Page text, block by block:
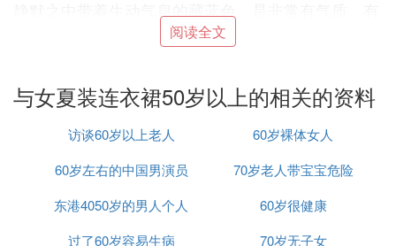
内涵的颜色，很多人忽略了它的美。夏天穿上一身藏
蓝色连衣裙，气质内敛、优雅知性又很有高级感。藏
沉稳又不失轻盈与灵动。
感，主要体现在衣袖，复古的灯笼袖、七分袖都很受
欢迎。日常搭配的时候，可以选择藏蓝色衬衣搭配黑
沉，50岁+的熟龄女性这样穿，会呈现出一种低调含
蓄的高级气质。优雅从容又大方。
阅读全文
与女夏装连衣裙50岁以上的相关的资料
访谈60岁以上老人
60岁裸体女人
60岁左右的中国男演员
70岁老人带宝宝危险
东港4050岁的男人个人
资料
60岁很健康
过了60岁容易生病
70岁无子女